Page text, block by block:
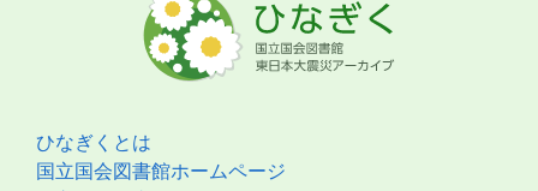
ひなぎくとは
国立国会図書館ホームページ